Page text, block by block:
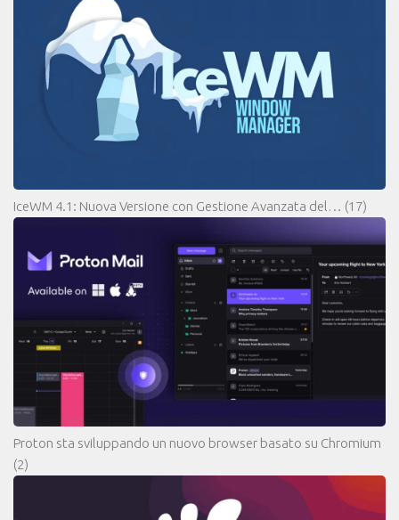
IceWM 4.1: Nuova Versione con Gestione Avanzata del… (17)
Proton sta sviluppando un nuovo browser basato su Chromium
(2)